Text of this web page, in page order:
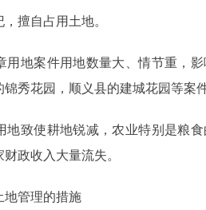
，擅自占用土地。
地案件用地数量大、情节重，
锦秀花园，顺义县的建城花园等案
致使耕地锐减，农业特别是粮
政收入大量流失。
管理的措施